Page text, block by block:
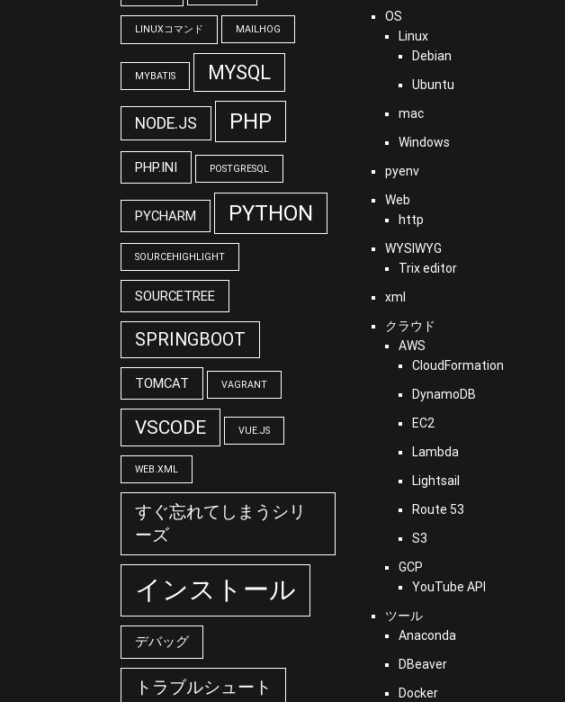
LINUXコマンド MAILHOG
MYBATIS MYSQL
NODE.JS PHP
PHP.INI POSTGRESQL
PYCHARM PYTHON
SOURCEHIGHLIGHT
SOURCETREE
SPRINGBOOT
TOMCAT VAGRANT
VSCODE VUE.JS
WEB.XML
すぐ忘れてしまうシリ
ーズ
インストール
デバッグ
トラブルシュート
OS
Linux
Debian
Ubuntu
mac
Windows
pyenv
Web
http
WYSIWYG
Trix editor
xml
クラウド
AWS
CloudFormation
DynamoDB
EC2
Lambda
Lightsail
Route 53
S3
GCP
YouTube API
ツール
Anaconda
DBeaver
Docker